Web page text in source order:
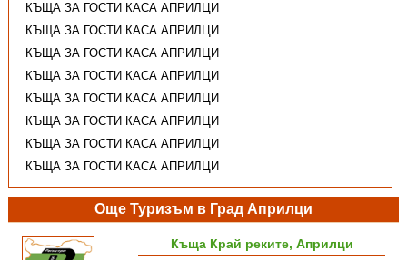
КЪЩА ЗА ГОСТИ КАСА АПРИЛЦИ
КЪЩА ЗА ГОСТИ КАСА АПРИЛЦИ
КЪЩА ЗА ГОСТИ КАСА АПРИЛЦИ
КЪЩА ЗА ГОСТИ КАСА АПРИЛЦИ
КЪЩА ЗА ГОСТИ КАСА АПРИЛЦИ
КЪЩА ЗА ГОСТИ КАСА АПРИЛЦИ
КЪЩА ЗА ГОСТИ КАСА АПРИЛЦИ
КЪЩА ЗА ГОСТИ КАСА АПРИЛЦИ
Още Туризъм в Град Априлци
Къща Край реките, Априлци